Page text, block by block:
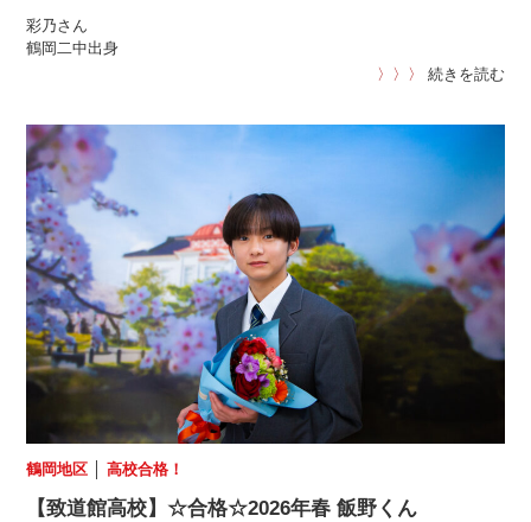
彩乃さん
鶴岡二中出身
〉〉〉
続きを読む
鶴岡地区 │高校合格！
【致道館高校】☆合格☆2026年春 飯野くん